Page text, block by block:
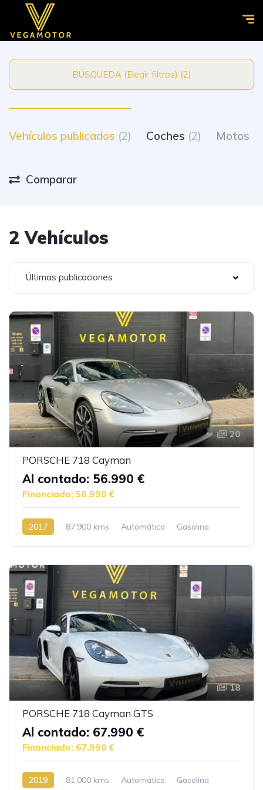
BÚSQUEDA (Elegir filtros) (2)
Vehículos publicados (2) Coches (2) Motos
Comparar
2 Vehículos
Últimas publicaciones
20
PORSCHE 718 Cayman
Al contado: 56.990 €
Financiado: 56.990 €
2017 87.900 kms Automático Gasolina
18
PORSCHE 718 Cayman GTS
Al contado: 67.990 €
Financiado: 67.990 €
2019 81.000 kms Automático Gasolina